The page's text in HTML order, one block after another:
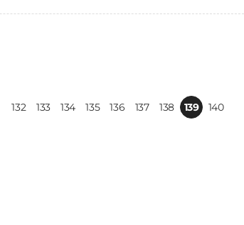
132 133 134 135 136 137 138 139 140